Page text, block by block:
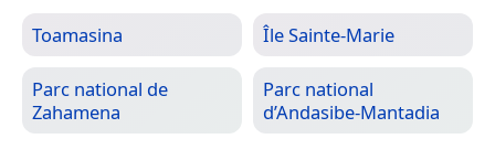
Toamasina Île Sainte-Marie
Parc national de
Zahamena
Parc national
d’Andasibe-Mantadia